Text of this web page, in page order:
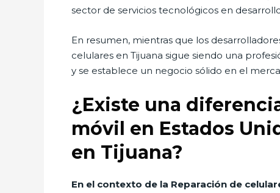
sector de servicios tecnológicos en
En resumen, mientras que los
celulares en Tijuana sigue siendo una
y se establece un negocio sólido en el
¿Existe una
móvil en Estados
en Tijuana?
En el contexto de la Reparación de